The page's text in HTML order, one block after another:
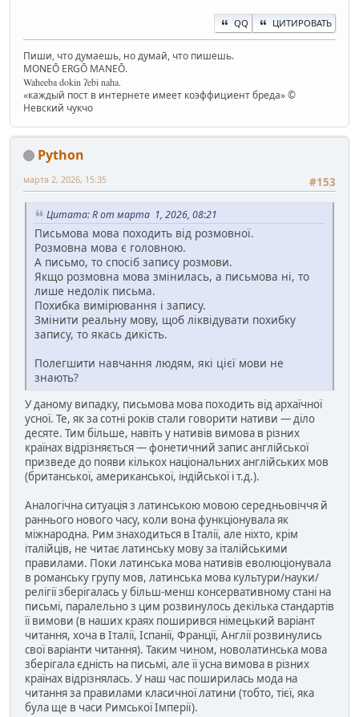
QQ ЦИТИРОВАТЬ
Пиши, что думаешь, но думай, что пишешь.
MONEŌ ERGŌ MANEŌ.
Waheeba dokin ʔebi naha.
«каждый пост в интернете имеет коэффициент бреда» ©
Невский чукчо
Python
#153
марта 2, 2026, 15:35
Цитата: R от марта 1, 2026, 08:21
Письмова мова походить від розмовної.
Розмовна мова є головною.
А письмо, то спосіб запису розмови.
Якщо розмовна мова змінилась, а письмова ні, то
лише недолік письма.
Похибка вимірювання і запису.
Змінити реальну мову, щоб ліквідувати похибку
запису, то якась дикість.
Полегшити навчання людям, які цієї мови не
знають?
У даному випадку, письмова мова походить від архаїчної
усної. Те, як за сотні років стали говорити нативи — діло
десяте. Тим більше, навіть у нативів вимова в різних
країнах відрізняється — фонетичний запис англійської
призведе до появи кількох національних англійських мов
(британської, американської, індійської і т.д.).
Аналогічна ситуація з латинською мовою середньовіччя й
раннього нового часу, коли вона функціонувала як
міжнародна. Рим знаходиться в Італії, але ніхто, крім
італійців, не читає латинську мову за італійськими
правилами. Поки латинська мова нативів еволюціонувала
в романську групу мов, латинська мова культури/науки/
релігії зберігалась у більш-менш консервативному стані на
письмі, паралельно з цим розвинулось декілька стандартів
її вимови (в наших краях поширився німецький варіант
читання, хоча в Італії, Іспанії, Франції, Англії розвинулись
свої варіанти читання). Таким чином, новолатинська мова
зберігала єдність на письмі, але її усна вимова в різних
країнах відрізнялась. У наш час поширилась мода на
читання за правилами класичної латини (тобто, тієї, яка
була ще в часи Римської Імперії).